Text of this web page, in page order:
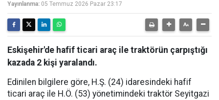
Yayınlanma: 05 Temmuz 2026 Pazar 23:17
Eskişehir'de hafif ticari araç ile traktörün çarpıştığı
kazada 2 kişi yaralandı.
Edinilen bilgilere göre, H.Ş. (24) idaresindeki hafif
ticari araç ile H.Ö. (53) yönetimindeki traktör Seyitgazi